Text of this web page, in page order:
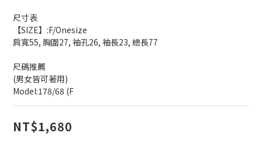
尺寸表
【SIZE】:F/Onesize
肩寬55, 胸圍27, 袖孔26, 袖長23, 總長77
尺碼推薦
(男女皆可著用)
Model:178/68 (F
NT$1,680